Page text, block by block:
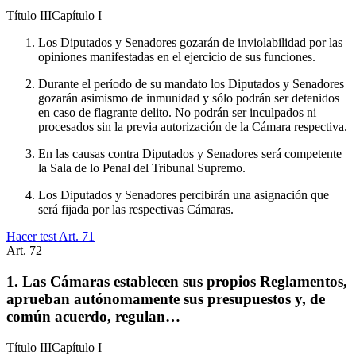
Título IIICapítulo I
Los Diputados y Senadores gozarán de inviolabilidad por las
opiniones manifestadas en el ejercicio de sus funciones.
Durante el período de su mandato los Diputados y Senadores
gozarán asimismo de inmunidad y sólo podrán ser detenidos
en caso de flagrante delito. No podrán ser inculpados ni
procesados sin la previa autorización de la Cámara respectiva.
En las causas contra Diputados y Senadores será competente
la Sala de lo Penal del Tribunal Supremo.
Los Diputados y Senadores percibirán una asignación que
será fijada por las respectivas Cámaras.
Hacer test Art. 71
Art. 72
1. Las Cámaras establecen sus propios Reglamentos,
aprueban autónomamente sus presupuestos y, de
común acuerdo, regulan…
Título IIICapítulo I